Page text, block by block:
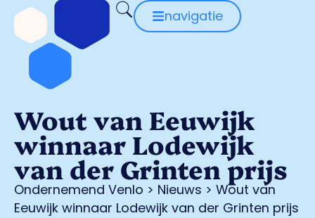
navigatie
Wout van Eeuwijk
winnaar Lodewijk
van der Grinten prijs
Ondernemend Venlo > Nieuws > Wout van
Eeuwijk winnaar Lodewijk van der Grinten prijs